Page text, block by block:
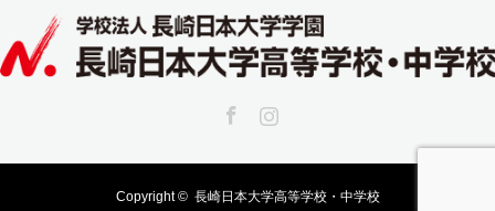
Copyright © 長崎日本大学高等学校・中学校